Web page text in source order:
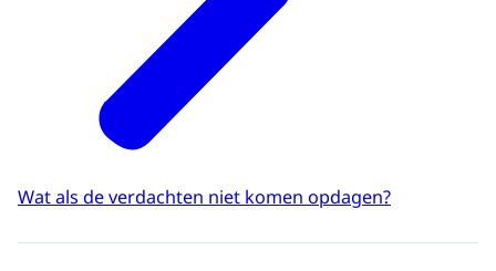
Wat als de verdachten niet komen opdagen?